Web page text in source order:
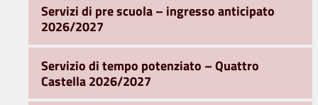
Servizi di pre scuola – ingresso anticipato
2026/2027
Servizio di tempo potenziato – Quattro
Castella 2026/2027